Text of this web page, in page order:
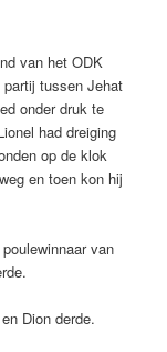
van het ODK
tussen Jehat
onder druk te
had dreiging
op de klok
en toen kon hij
van
Dion derde.